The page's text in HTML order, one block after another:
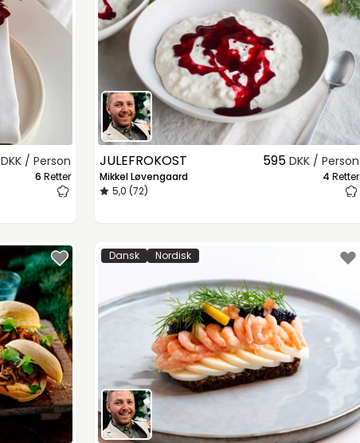
DKK / Person
6 Retter
JULEFROKOST
Mikkel Løvengaard
5,0 (72)
595DKK / Person
4 Retter
Dansk Nordisk